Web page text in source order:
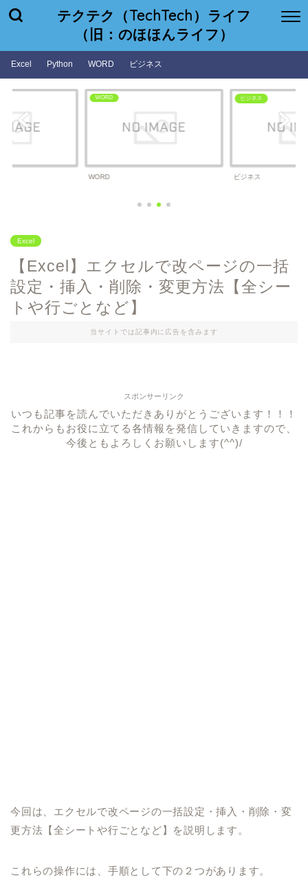
テクテク（TechTech）ライフ
（旧：のほほんライフ）
Excel Python WORD ビジネス
WORD
WORD
ビジネス
ビジネス
Excel
【Excel】エクセルで改ページの一括
設定・挿入・削除・変更方法【全シー
トや行ごとなど】
当サイトでは記事内に広告を含みます
スポンサーリンク
いつも記事を読んでいただきありがとうございます！！！
これからもお役に立てる各情報を発信していきますので、
今後ともよろしくお願いします(^^)/
今回は、エクセルで改ページの一括設定・挿入・削除・変
更方法【全シートや行ごとなど】を説明します。
これらの操作には、手順として下の２つがあります。